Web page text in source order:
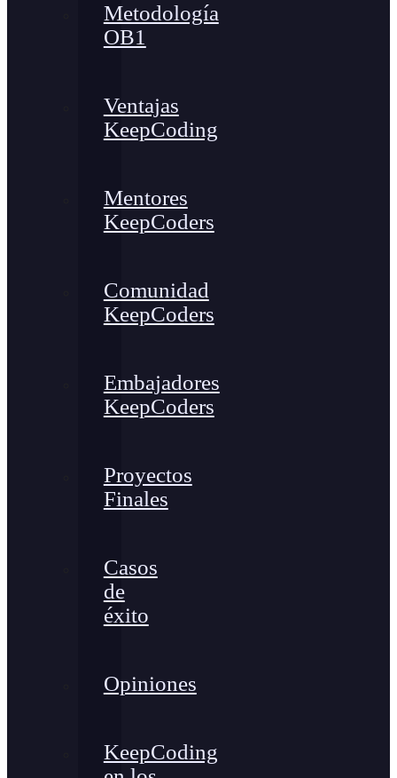
Metodología
OB1
Ventajas
KeepCoding
Mentores
KeepCoders
Comunidad
KeepCoders
Embajadores
KeepCoders
Proyectos
Finales
Casos
de
éxito
Opiniones
KeepCoding